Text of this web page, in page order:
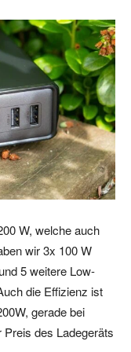
W, welche auch
wir 3x 100 W
5 weitere Low-
die Effizienz ist
gerade bei
des Ladegeräts